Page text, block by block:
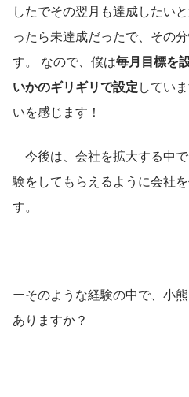
したでその翌月も達成したい
ったら未達成だったで、その
す。 なので、僕は毎月目標を
いかのギリギリで設定してい
いを感じます！
今後は、会社を拡大する中
験をしてもらえるように会社
す。
ーそのような経験の中で、小
ありますか？